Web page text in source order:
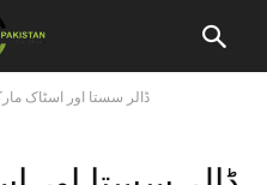
ڈالر سستا اور اسٹاک